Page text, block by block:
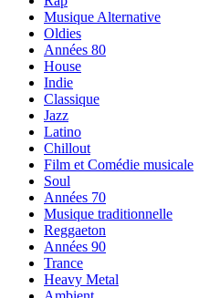
Musique Alternative
Oldies
Années 80
House
Indie
Classique
Jazz
Latino
Chillout
Film et Comédie musicale
Soul
Années 70
Musique traditionnelle
Reggaeton
Années 90
Trance
Heavy Metal